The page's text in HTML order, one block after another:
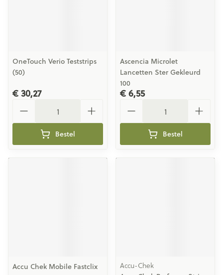
OneTouch Verio Teststrips
(50)
€ 30,27
Bestel
Ascencia Microlet
Lancetten Ster Gekleurd
100
€ 6,55
Bestel
Accu Chek Mobile Fastclix
Accu-Chek